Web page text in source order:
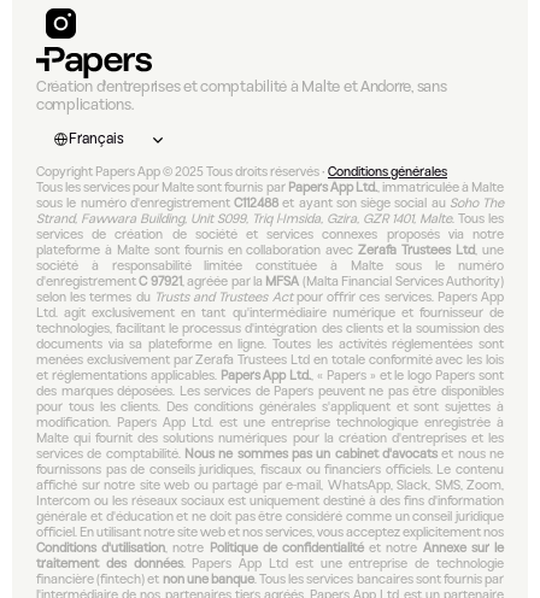
Création d'entreprises et comptabilité à Malte et Andorre, sans
complications.
Français
Copyright Papers App © 2025 Tous droits réservés • Conditions générales
Tous les services pour Malte sont fournis par Papers App Ltd., immatriculée à Malte
sous le numéro d'enregistrement C112488 et ayant son siège social au Soho The
Strand, Fawwara Building, Unit S099, Triq l-Imsida, Gzira, GZR 1401, Malte. Tous les
services de création de société et services connexes proposés via notre
plateforme à Malte sont fournis en collaboration avec Zerafa Trustees Ltd, une
société à responsabilité limitée constituée à Malte sous le numéro
d'enregistrement C 97921, agréée par la MFSA (Malta Financial Services Authority)
selon les termes du Trusts and Trustees Act pour offrir ces services. Papers App
Ltd. agit exclusivement en tant qu'intermédiaire numérique et fournisseur de
technologies, facilitant le processus d'intégration des clients et la soumission des
documents via sa plateforme en ligne. Toutes les activités réglementées sont
menées exclusivement par Zerafa Trustees Ltd en totale conformité avec les lois
et réglementations applicables. Papers App Ltd., « Papers » et le logo Papers sont
des marques déposées. Les services de Papers peuvent ne pas être disponibles
pour tous les clients. Des conditions générales s'appliquent et sont sujettes à
modification. Papers App Ltd. est une entreprise technologique enregistrée à
Malte qui fournit des solutions numériques pour la création d'entreprises et les
services de comptabilité. Nous ne sommes pas un cabinet d'avocats et nous ne
fournissons pas de conseils juridiques, fiscaux ou financiers officiels. Le contenu
affiché sur notre site web ou partagé par e-mail, WhatsApp, Slack, SMS, Zoom,
Intercom ou les réseaux sociaux est uniquement destiné à des fins d'information
générale et d'éducation et ne doit pas être considéré comme un conseil juridique
Conditions d'utilisation, notre Politique de confidentialité et notre Annexe sur le
traitement des données. Papers App Ltd est une entreprise de technologie
financière (fintech) et non une banque. Tous les services bancaires sont fournis par